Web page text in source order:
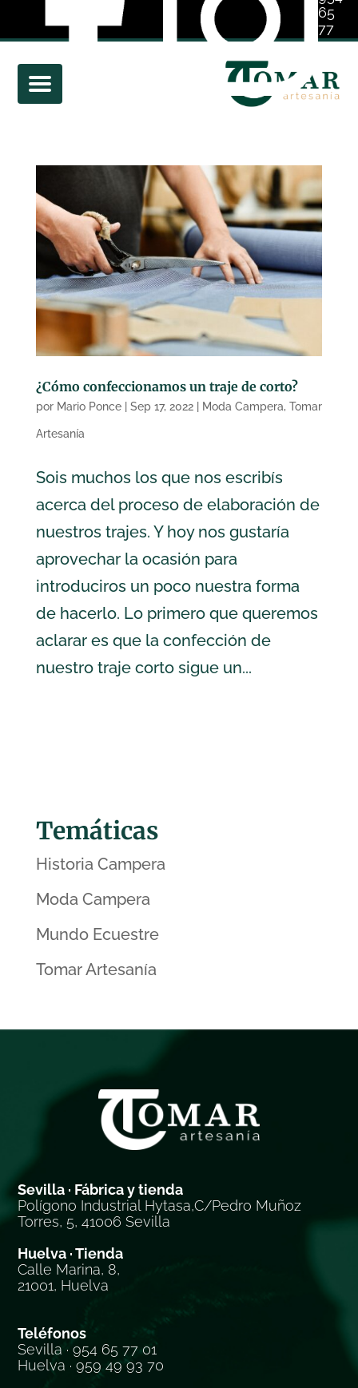
65
77
01
¿Cómo confeccionamos un traje de corto?
por Mario Ponce| Sep 17, 2022| Moda Campera, Tomar
Artesanía
Sois muchos los que nos escribís
acerca del proceso de elaboración de
nuestros trajes. Y hoy nos gustaría
aprovechar la ocasión para
introduciros un poco nuestra forma
de hacerlo. Lo primero que queremos
aclarar es que la confección de
nuestro traje corto sigue un...
Temáticas
Historia Campera
Moda Campera
Mundo Ecuestre
Tomar Artesanía
Sevilla · Fábrica y tienda
Polígono Industrial Hytasa,C/Pedro Muñoz
Torres, 5, 41006 Sevilla
Huelva · Tienda
Calle Marina, 8,
21001, Huelva
Teléfonos
Sevilla · 954 65 77 01
Huelva · 959 49 93 70